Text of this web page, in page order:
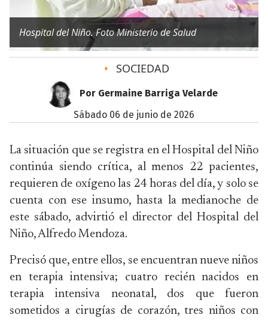
Hospital del Niño. Foto Ministerio de Salud
• SOCIEDAD
Por Germaine Barriga Velarde
sábado 06 de junio de 2026
La situación que se registra en el Hospital del Niño
continúa siendo crítica, al menos 22 pacientes,
requieren de oxígeno las 24 horas del día, y solo se
cuenta con ese insumo, hasta la medianoche de
este sábado, advirtió el director del Hospital del
Niño, Alfredo Mendoza.
Precisó que, entre ellos, se encuentran nueve niños
en terapia intensiva; cuatro recién nacidos en
terapia intensiva neonatal, dos que fueron
sometidos a cirugías de corazón, tres niños con